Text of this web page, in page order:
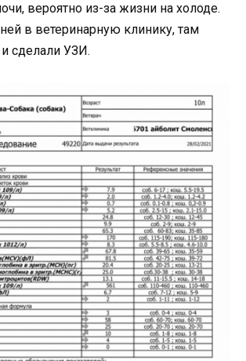
вероятно из-за жизни на холоде.
в ветеринарную клинику, там
сделали УЗИ.